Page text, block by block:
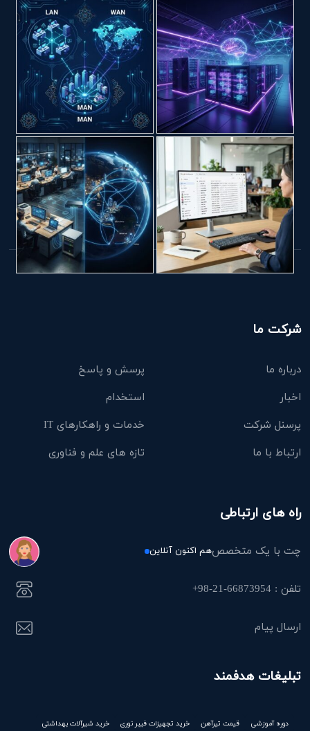
شرکت ما
درباره ما
پرسش و پاسخ
اخبار
استخدام
پرسنل شرکت
خدمات و راهکارهای IT
ارتباط با ما
تازه های علم و فناوری
راه های ارتباطی
چت با یک متخصصهم اکنون آنلاین
تلفن : 66873954-21-98+
ارسال پیام
تبلیغات هدفمند
دوره آموزشی قیمت تیرآهن خرید تجهیزات فیبر نوری خرید شیرآلات بهداشتی